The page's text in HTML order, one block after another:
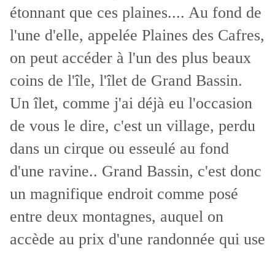
étonnant que ces plaines.... Au fond de
l'une d'elle, appelée Plaines des Cafres,
on peut accéder à l'un des plus beaux
coins de l'île, l'îlet de Grand Bassin.
Un îlet, comme j'ai déjà eu l'occasion
de vous le dire, c'est un village, perdu
dans un cirque ou esseulé au fond
d'une ravine.. Grand Bassin, c'est donc
un magnifique endroit comme posé
entre deux montagnes, auquel on
accède au prix d'une randonnée qui use